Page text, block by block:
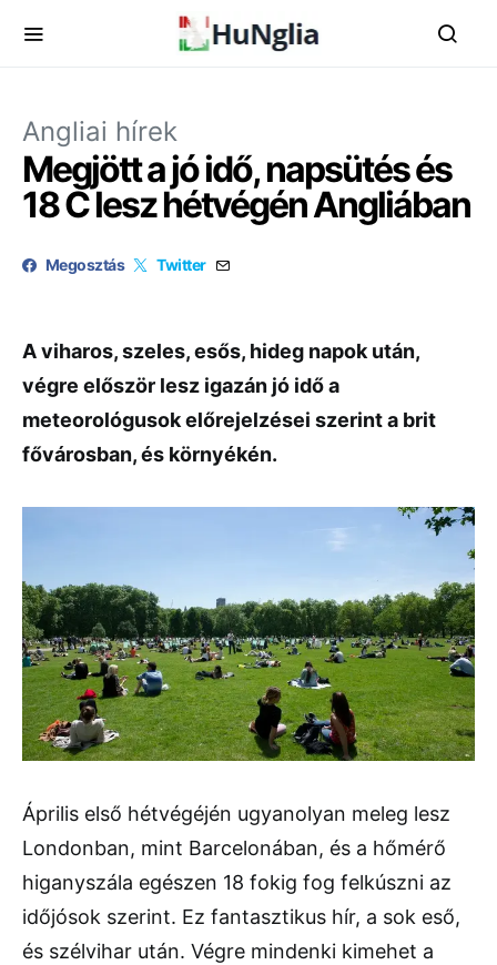
Angliai hírek
Megjött a jó idő, napsütés és
18 C lesz hétvégén Angliában
Megosztás Twitter
A viharos, szeles, esős, hideg napok után,
végre először lesz igazán jó idő a
meteorológusok előrejelzései szerint a brit
fővárosban, és környékén.
Április első hétvégéjén ugyanolyan meleg lesz
Londonban, mint Barcelonában, és a hőmérő
higanyszála egészen 18 fokig fog felkúszni az
időjósok szerint. Ez fantasztikus hír, a sok eső,
és szélvihar után. Végre mindenki kimehet a